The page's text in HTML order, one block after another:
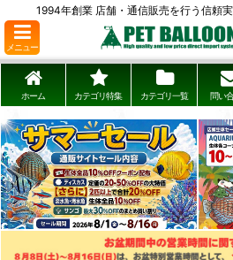
1994年創業 店舗・通信販売を行う信頼
メニュー
ホーム カテゴリ特集 カテゴリ一覧 問い